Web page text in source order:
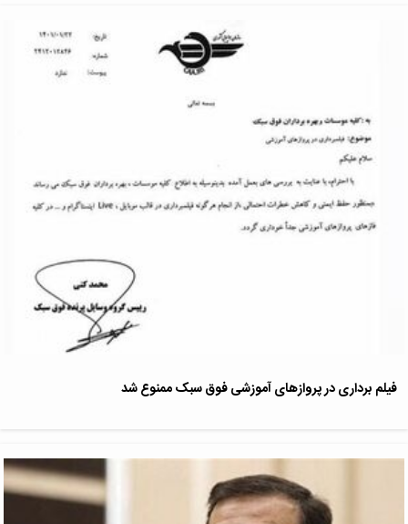
فیلم برداری در پروازهای آموزشی فوق سبک ممنوع شد